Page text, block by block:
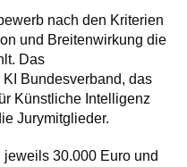
nach den Kriterien
und Breitenwirkung die
Das
Bundesverband, das
Künstliche Intelligenz
Jurymitglieder.
30.000 Euro und